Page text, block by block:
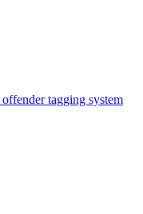
tagging system